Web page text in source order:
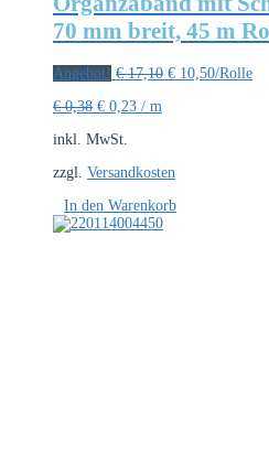
70 mm breit, 45 m
Angebot! €17,10 Ursprünglicher
€ 10,50Aktueller
/Rolle
€0,38 € 0,23 / m
inkl. MwSt.
zzgl. Versandkosten
In den Warenkorb